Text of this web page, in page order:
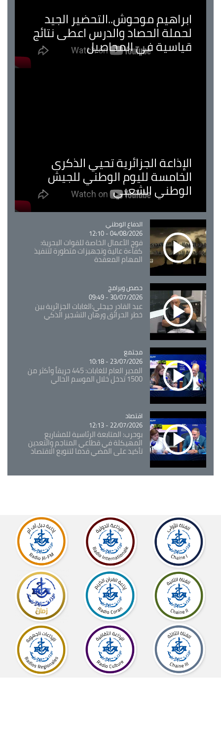
ابراهيم موحوش..التحضير الجيد
لحملة الحصاد والدرس اعطى نتائج
قياسية في المحاصيل
الإذاعة الجزائرية تحيي الذكرى
الخامسة لليوم الوطني للجيش
الوطني الشعبي
Catégorie
الدفاع الوطني
04/08/2026 - 12:10
فوج الأعمال الخاصة للقوات البحرية:
كفاءة عالية وتجهيزات متطورة لتنفيذ
المهام المعقدة
Catégorie
حصص وبرامج
30/07/2026 - 09:49
عبد القادر جيجلي:الغابات الجزائرية بين
خطر الحرائق ورهان التشجير الذكي
Catégorie
مجتمع
23/07/2026 - 10:18
المدير العام للغابات: 445 حريقاً وأكثر من
1500 تدخل خلال الموسم الحالي
Catégorie
اقتصاد
22/07/2026 - 12:13
بوحرب: المتابعة الرئاسية للمشاريع
المهيكلة في قطاعي المناجم والتعدين
تأكيد على المضي قدما لتنويع الاقتصاد